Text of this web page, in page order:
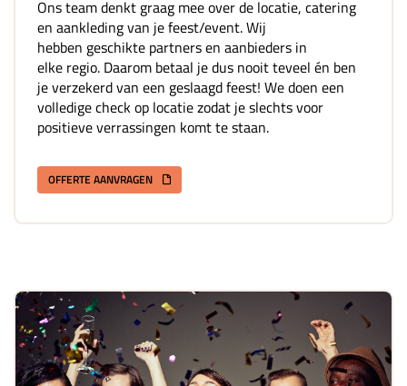
Ons team denkt graag mee over de locatie, catering
en aankleding van je feest/event. Wij
hebben geschikte partners en aanbieders in
elke regio. Daarom betaal je dus nooit teveel én ben
je verzekerd van een geslaagd feest! We doen een
volledige check op locatie zodat je slechts voor
positieve verrassingen komt te staan.
OFFERTE AANVRAGEN